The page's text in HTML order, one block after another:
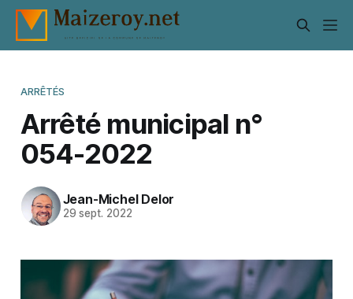
ARRÊTÉS
Arrêté municipal n°
054-2022
Jean-Michel Delor
29 sept. 2022